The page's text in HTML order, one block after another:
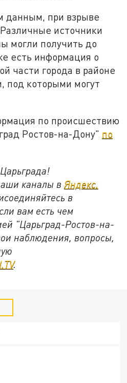
данным, при взрыве
источники
могли получить до
есть информация о
части города в районе
под которыми могут
по происшествию
Ростов-на-Дону" по
каналы вЯндекс.
в
вам есть чем
"Царьград-Ростов-на-
наблюдения, вопросы,
.